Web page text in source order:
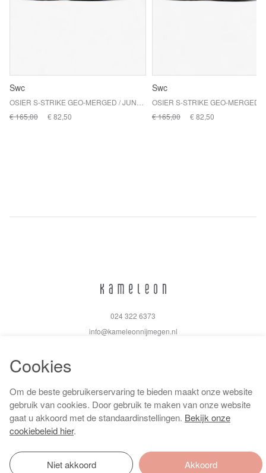
Swc
€ 165,00
€ 82,50
Swc
€ 165,00 € 82,50
024 322 6373
info@kameleonnijmegen.nl
Algemene voorwaarden
Privacy policy
Cookiebeleid
Cookies
Om de beste gebruikerservaring te bieden maakt onze website
gebruik van cookies. Door gebruik te maken van onze website
gaat u akkoord met de standaardinstellingen. Bekijk onze
cookiebeleid hier.